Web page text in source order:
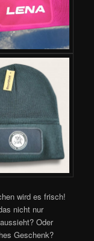
wird es frisch!
nicht nur
Oder
Geschenk?